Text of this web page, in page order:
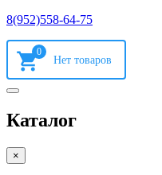
8(952)558-64-75
0
Каталог
×